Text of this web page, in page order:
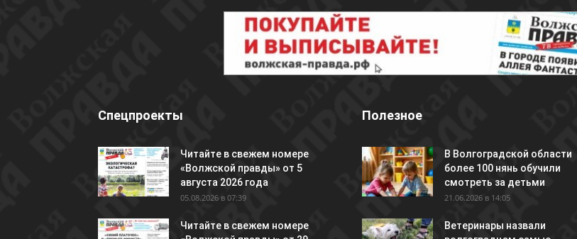
Спецпроекты
Читайте в свежем номере
«Волжской правды» от 5
августа 2026 года
05.08.2026 в 07:39
Читайте в свежем номере
Полезное
В Волгоградской области
более 100 нянь обучили
смотреть за детьми
21.06.2026 в 14:05
Ветеринары назвали